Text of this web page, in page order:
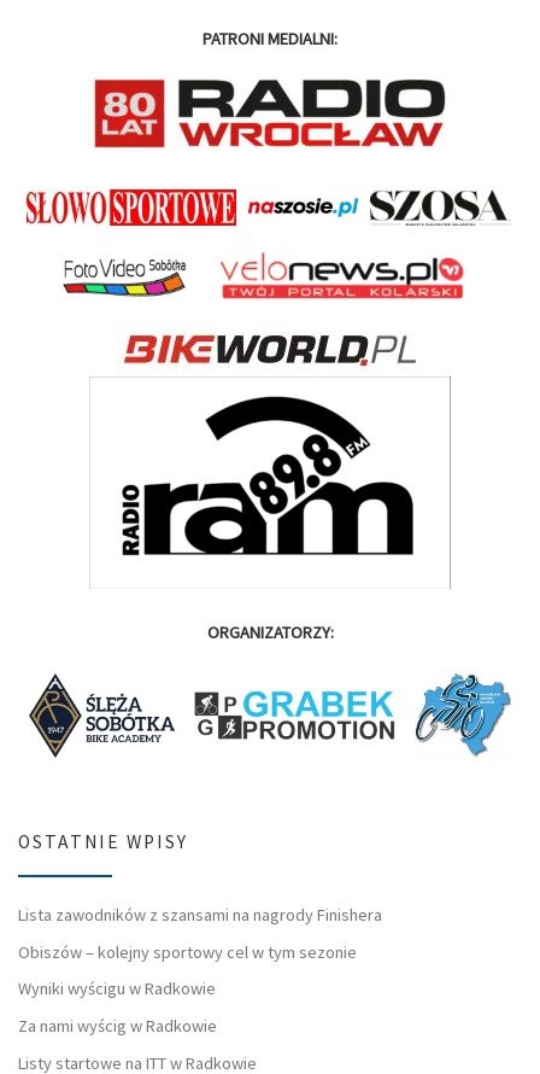
PATRONI MEDIALNI:
ORGANIZATORZY:
OSTATNIE WPISY
Lista zawodników z szansami na nagrody Finishera
Obiszów – kolejny sportowy cel w tym sezonie
Wyniki wyścigu w Radkowie
Za nami wyścig w Radkowie
Listy startowe na ITT w Radkowie